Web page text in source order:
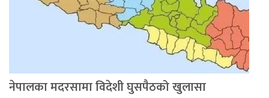
नेपालका मदरसामा विदेशी घुसपैठको खुलासा